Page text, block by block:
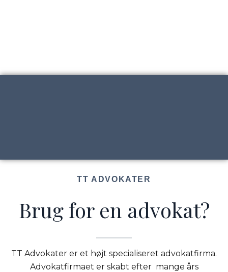
TT ADVOKATER
Brug for en advokat?
TT Advokater er et højt specialiseret advokatfirma.
Advokatfirmaet er skabt efter mange års